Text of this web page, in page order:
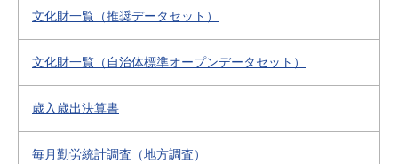
文化財一覧（推奨データセット）
文化財一覧（自治体標準オープンデータセット）
歳入歳出決算書
毎月勤労統計調査（地方調査）